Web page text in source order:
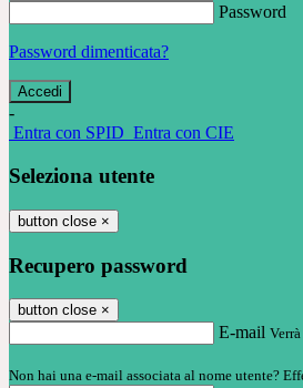
Password
Password dimenticata?
-
Entra con SPID Entra con CIE
Seleziona utente
button close ×
Recupero password
button close ×
E-mail
Non hai una e-mail associata al nome utente?